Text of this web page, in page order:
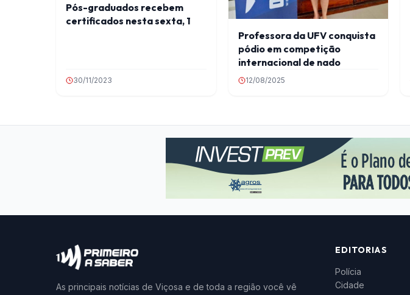
Pós-graduados recebem
certificados nesta sexta, 1
30/11/2023
Professora da UFV conquista
pódio em competição
internacional de nado
12/08/2025
As principais notícias de Viçosa e de toda a região você vê
EDITORIAS
Polícia
Cidade